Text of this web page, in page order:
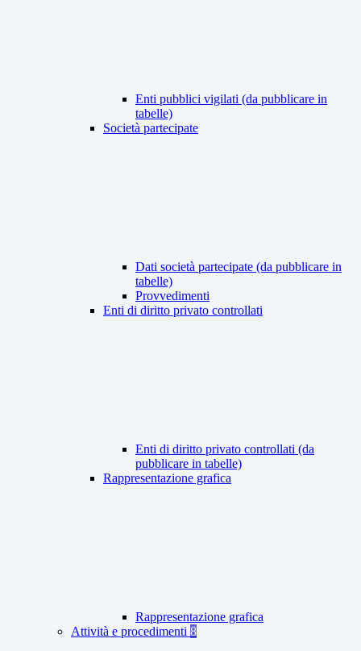
Enti pubblici vigilati (da pubblicare in
tabelle)
Società partecipate
Dati società partecipate (da pubblicare in
tabelle)
Provvedimenti
Enti di diritto privato controllati
Enti di diritto privato controllati (da
pubblicare in tabelle)
Rappresentazione grafica
Rappresentazione grafica
Attività e procedimenti 8